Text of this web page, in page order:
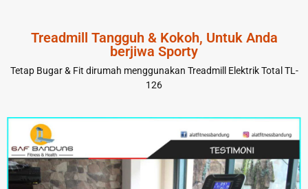
Treadmill Tangguh & Kokoh, Untuk Anda
berjiwa Sporty
Tetap Bugar & Fit dirumah menggunakan Treadmill Elektrik Total TL-
126